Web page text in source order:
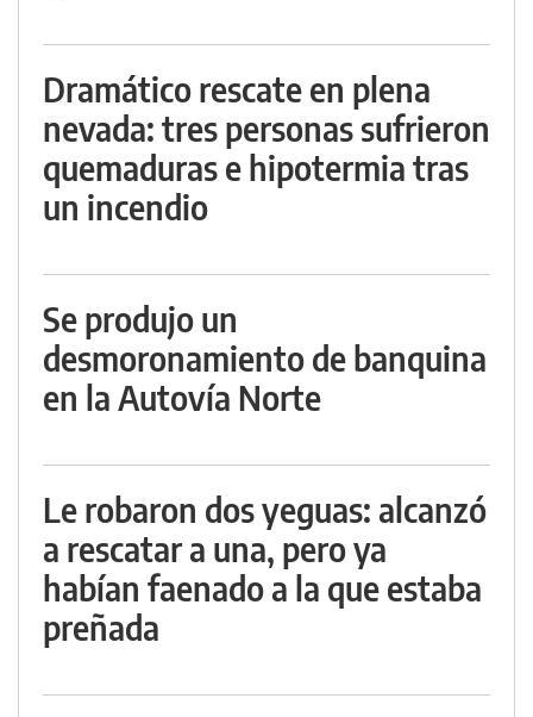
Dramático rescate en plena
nevada: tres personas sufrieron
quemaduras e hipotermia tras
un incendio
Se produjo un
desmoronamiento de banquina
en la Autovía Norte
Le robaron dos yeguas: alcanzó
a rescatar a una, pero ya
habían faenado a la que estaba
preñada